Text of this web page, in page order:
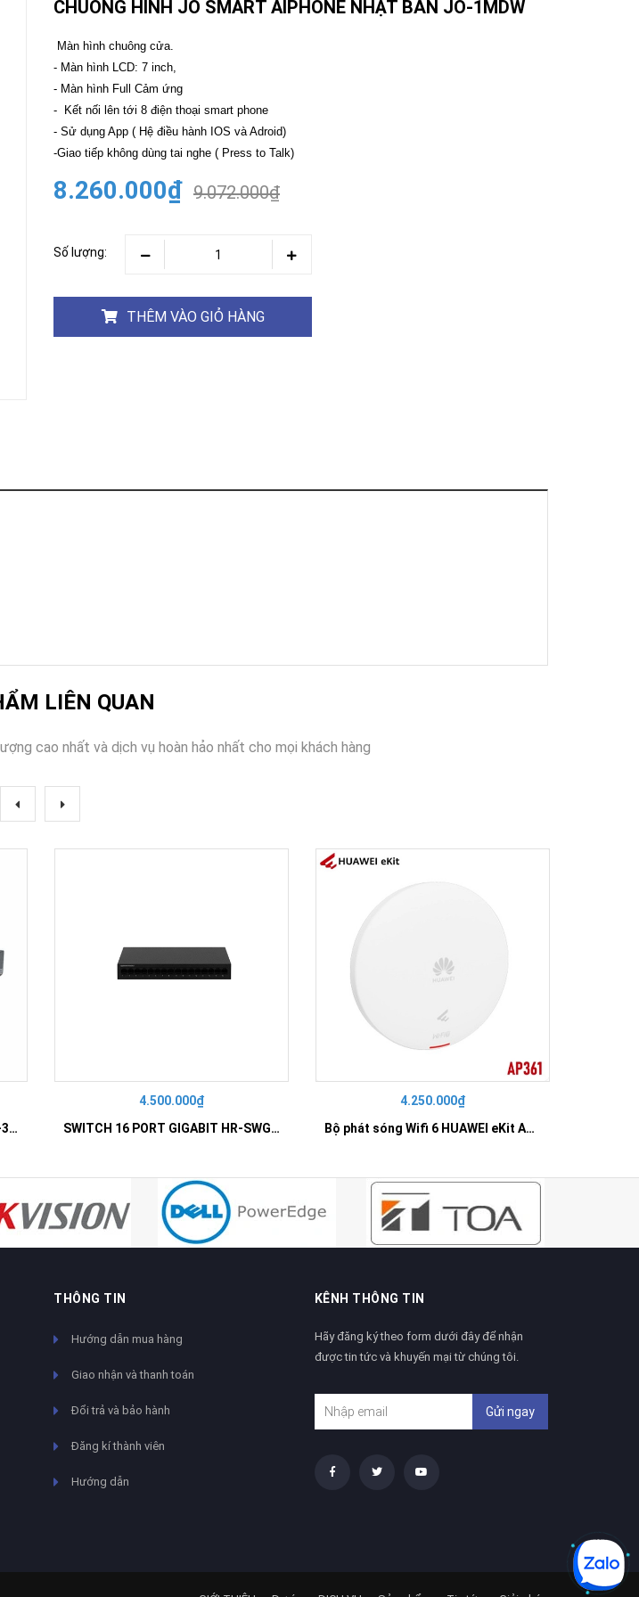
ĐỘNG
Hikvision
Camera
THIẾT
HỌP
TRỰC
Màn
hình
M27
BỊ
CHÁY
HUAWEI
CHUÔNG HÌNH JO SMART AIPHONE NHẬT BẢN JO-1MDW
Màn hình chuông cửa.
- Màn hình LCD: 7 inch,
- Màn hình Full Cảm ứng
- Kết nối lên tới 8 điện thoại smart phone
- Sử dụng App ( Hệ điều hành IOS và Adroid)
-Giao tiếp không dùng tai nghe ( Press to Talk)
8.260.000₫ 9.072.000₫
Số lượng:
THÊM VÀO GIỎ HÀNG
LIÊN QUAN
cao nhất và dịch vụ hoàn hảo nhất cho mọi khách hàng
SWITCH 18 PORT HR902-AF162G-300 – Switch PoE 16 Cổng
4.500.000₫
SWITCH 16 PORT GIGABIT HR-SWG00160
4.250.000₫
Bộ phát sóng Wifi 6 HUAWEI eKit AP361
THÔNG TIN
Hướng dẫn mua hàng
Giao nhận và thanh toán
Đổi trả và bảo hành
Đăng kí thành viên
Hướng dẫn
KÊNH THÔNG TIN
Hãy đăng ký theo form dưới đây để nhận
được tin tức và khuyến mại từ chúng tôi.
Gửi ngay